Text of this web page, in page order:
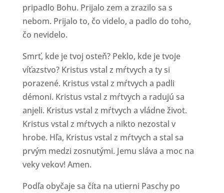
pripadlo Bohu. Prijalo zem a zrazilo sa s
nebom. Prijalo to, čo videlo, a padlo do toho,
čo nevidelo.
Smrť, kde je tvoj osteň? Peklo, kde je tvoje
víťazstvo? Kristus vstal z mŕtvych a ty si
porazené. Kristus vstal z mŕtvych a padli
démoni. Kristus vstal z mŕtvych a radujú sa
anjeli. Kristus vstal z mŕtvych a vládne život.
Kristus vstal z mŕtvych a nikto nezostal v
hrobe. Hľa, Kristus vstal z mŕtvych a stal sa
prvým medzi zosnutými. Jemu sláva a moc na
veky vekov! Amen.
Podľa obyčaje sa číta na utierni Paschy po